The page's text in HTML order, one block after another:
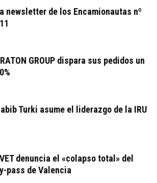
newsletter de los Encamionautas nº
GROUP dispara sus pedidos un
Turki asume el liderazgo de la IRU
denuncia el «colapso total» del
pass de Valencia